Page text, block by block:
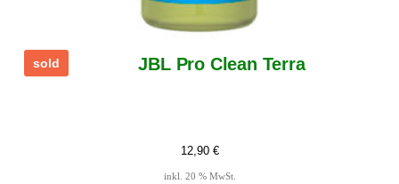
sold JBL Pro Clean Terra
12,90 €
inkl. 20 % MwSt.